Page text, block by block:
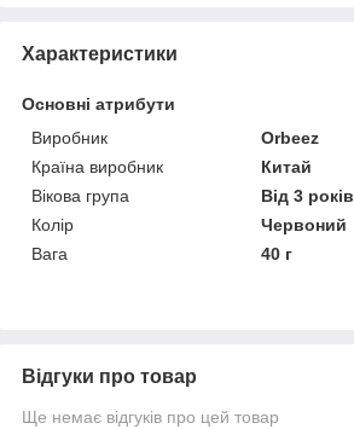
Характеристики
Основні атрибути
Виробник
Orbeez
Країна виробник
Китай
Вікова група
Від 3 років
Колір
Червоний
Вага
40 г
Відгуки про товар
Ще немає відгуків про цей товар